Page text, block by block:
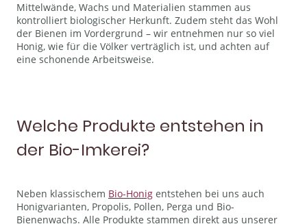
Mittelwände, Wachs und Materialien stammen aus
kontrolliert biologischer Herkunft. Zudem steht das Wohl
der Bienen im Vordergrund – wir entnehmen nur so viel
Honig, wie für die Völker verträglich ist, und achten auf
eine schonende Arbeitsweise.
Welche Produkte entstehen in
der Bio-Imkerei?
Neben klassischem Bio-Honig entstehen bei uns auch
Honigvarianten, Propolis, Pollen, Perga und Bio-
Bienenwachs. Alle Produkte stammen direkt aus unserer